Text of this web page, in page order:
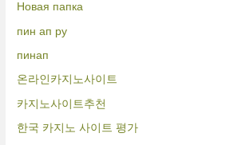
Новая папка
пин ап ру
пинап
온라인카지노사이트
카지노사이트추천
한국 카지노 사이트 평가